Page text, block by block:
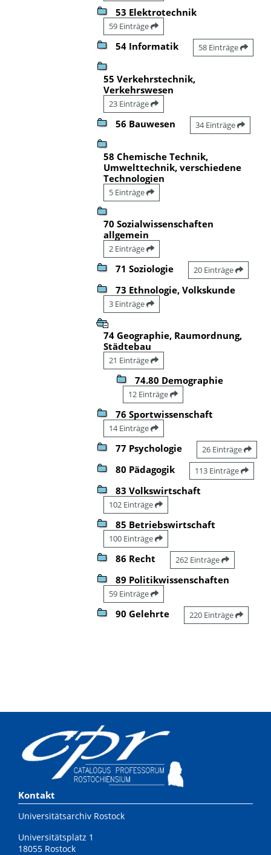
53 Elektrotechnik
59 Einträge
54 Informatik 58 Einträge
55 Verkehrstechnik,
Verkehrswesen
23 Einträge
56 Bauwesen 34 Einträge
58 Chemische Technik,
Umwelttechnik, verschiedene
Technologien
5 Einträge
70 Sozialwissenschaften
allgemein
2 Einträge
71 Soziologie 20 Einträge
73 Ethnologie, Volkskunde
3 Einträge
74 Geographie, Raumordnung,
Städtebau
21 Einträge
74.80 Demographie
12 Einträge
76 Sportwissenschaft
14 Einträge
77 Psychologie 26 Einträge
80 Pädagogik 113 Einträge
83 Volkswirtschaft
102 Einträge
85 Betriebswirtschaft
100 Einträge
86 Recht 262 Einträge
89 Politikwissenschaften
59 Einträge
90 Gelehrte 220 Einträge
Kontakt
Universitätsarchiv Rostock
Universitätsplatz 1
18055 Rostock